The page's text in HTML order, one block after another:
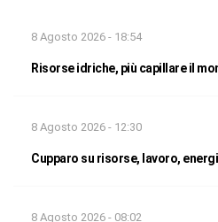
8 Agosto 2026 - 18:54
Risorse idriche, più capillare il
8 Agosto 2026 - 12:30
Cupparo su risorse, lavoro,
8 Agosto 2026 - 08:02